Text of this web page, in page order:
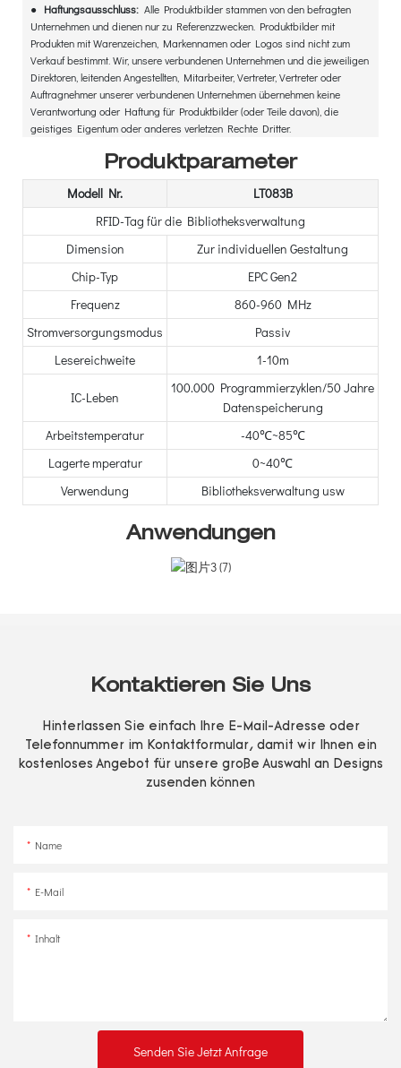
● Haftungsausschluss: Alle Produktbilder stammen von den befragten
Unternehmen und dienen nur zu Referenzzwecken. Produktbilder mit
Produkten mit Warenzeichen, Markennamen oder Logos sind nicht zum
Verkauf bestimmt. Wir, unsere verbundenen Unternehmen und die jeweiligen
Direktoren, leitenden Angestellten, Mitarbeiter, Vertreter, Vertreter oder
Auftragnehmer unserer verbundenen Unternehmen übernehmen keine
Verantwortung oder Haftung für Produktbilder (oder Teile davon), die
geistiges Eigentum oder anderes verletzen Rechte Dritter.
Produktparameter
Modell Nr.
LT083B
RFID-Tag für die Bibliotheksverwaltung
Dimension
Zur individuellen Gestaltung
Chip-Typ
EPC Gen2
Frequenz
860-960 MHz
Stromversorgungsmodus
Passiv
Lesereichweite
1-10m
IC-Leben
100.000 Programmierzyklen/50 Jahre
Datenspeicherung
Arbeitstemperatur
-40℃~85℃
Lagerte mperatur
0~40℃
Verwendung
Bibliotheksverwaltung usw
Anwendungen
Kontaktieren Sie Uns
Hinterlassen Sie einfach Ihre E-Mail-Adresse oder
Telefonnummer im Kontaktformular, damit wir Ihnen ein
kostenloses Angebot für unsere große Auswahl an Designs
zusenden können
Name
E-Mail
Inhalt
Senden Sie Jetzt Anfrage